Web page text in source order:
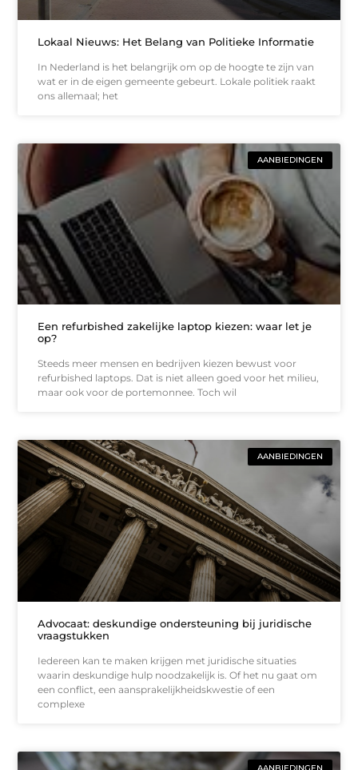
Lokaal Nieuws: Het Belang van Politieke Informatie
In Nederland is het belangrijk om op de hoogte te zijn van
wat er in de eigen gemeente gebeurt. Lokale politiek raakt
ons allemaal; het
AANBIEDINGEN
Een refurbished zakelijke laptop kiezen: waar let je
op?
Steeds meer mensen en bedrijven kiezen bewust voor
refurbished laptops. Dat is niet alleen goed voor het milieu,
maar ook voor de portemonnee. Toch wil
AANBIEDINGEN
Advocaat: deskundige ondersteuning bij juridische
vraagstukken
Iedereen kan te maken krijgen met juridische situaties
waarin deskundige hulp noodzakelijk is. Of het nu gaat om
een conflict, een aansprakelijkheidskwestie of een
complexe
AANBIEDINGEN